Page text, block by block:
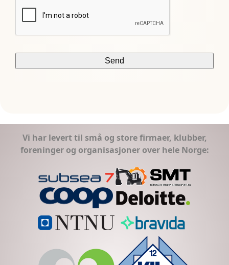
Vi har levert til små og store firmaer, klubber,
foreninger og organisasjoner over hele Norge: